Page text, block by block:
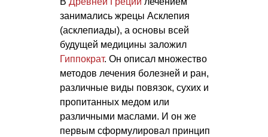
занимались жрецы Асклепия
(асклепиады), а основы всей
будущей медицины заложил
Гиппократ. Он описал множество
методов лечения болезней и ран,
различные виды повязок, сухих и
пропитанных медом или
различными маслами. И он же
первым сформулировал принцип